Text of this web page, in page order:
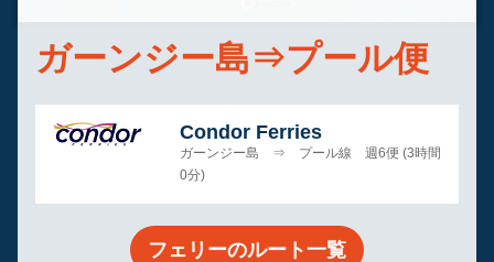
ガーンジー島⇒プール便
Condor Ferries
ガーンジー島 ⇒ プール線 週6便 (3時間
0分)
フェリーのルート一覧